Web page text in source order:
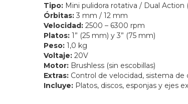
Tipo: Mini pulidora rotativa / Dual Action
Órbitas: 3 mm / 12 mm
Velocidad: 2500 – 6300 rpm
Platos: 1” (25 mm) y 3” (75 mm)
Peso: 1,0 kg
Voltaje: 20V
Motor: Brushless (sin escobillas)
Extras: Control de velocidad, sistema
Incluye: Platos, discos, esponjas y ejes